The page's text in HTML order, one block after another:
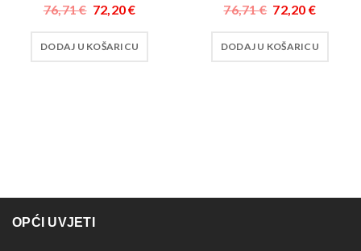
76,71€ 72,20€
DODAJ U KOŠARICU
76,71€ 72,20 €
DODAJ U KOŠARICU
OPĆI UVJETI